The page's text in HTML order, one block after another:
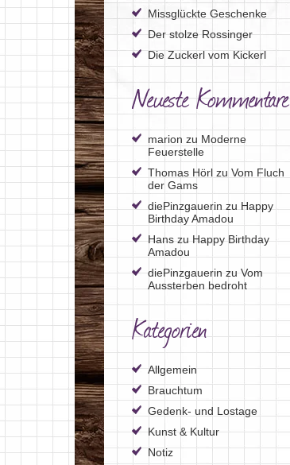
Missglückte Geschenke
Der stolze Rossinger
Die Zuckerl vom Kickerl
Neueste Kommentare
marion zu Moderne
Feuerstelle
Thomas Hörl zu Vom Fluch
der Gams
diePinzgauerin zu Happy
Birthday Amadou
HanszuHappy Birthday
Amadou
diePinzgauerinzuVom
Aussterben bedroht
Kategorien
Allgemein
Brauchtum
Gedenk- und Lostage
Kunst & Kultur
Notiz